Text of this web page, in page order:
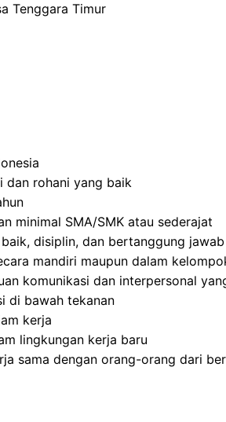
Tenggara Timur
dan rohani yang baik
minimal SMA/SMK atau sederajat
disiplin, dan bertanggung jawab
mandiri maupun dalam
komunikasi dan interpersonal
di bawah tekanan
kerja
lingkungan kerja baru
sama dengan orang-orang dari